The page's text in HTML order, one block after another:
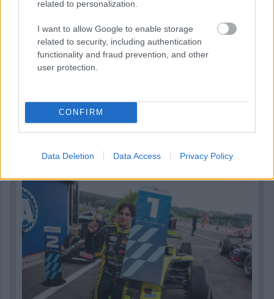
related to personalization.
I want to allow Google to enable storage
related to security, including authentication
functionality and fraud prevention, and other
user protection.
CONFIRM
Data Deletion Data Access Privacy Policy
1 napja
pletykákról